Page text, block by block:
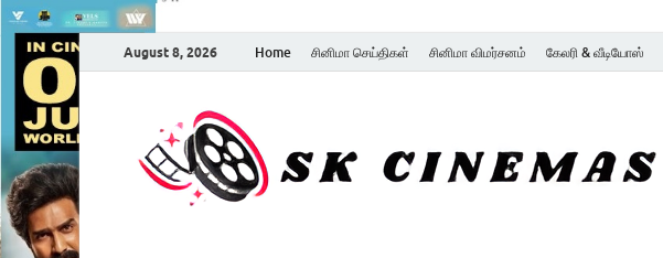
August 8, 2026 Home சினிமா செய்திகள் சினிமா விமர்சனம் கேலரி & வீடியோஸ்